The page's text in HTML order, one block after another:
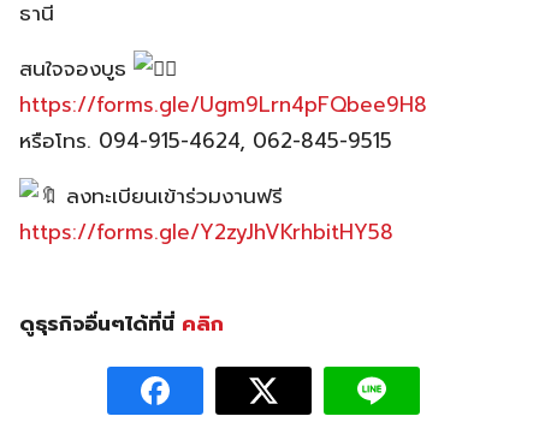
ธานี
สนใจจองบูธ
https://forms.gle/Ugm9Lrn4pFQbee9H8
หรือโทร. 094-915-4624, 062-845-9515
ลงทะเบียนเข้าร่วมงานฟรี
https://forms.gle/Y2zyJhVKrhbitHY58
ดูธุรกิจอื่นๆได้ที่นี่ คลิก